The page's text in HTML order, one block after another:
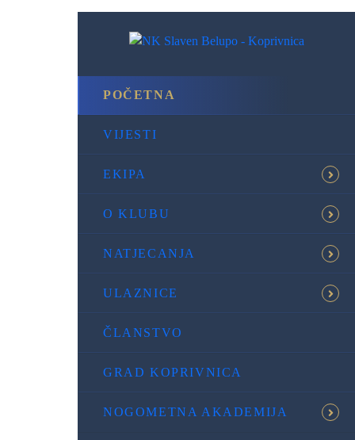
POČETNA
VIJESTI
EKIPA
O KLUBU
NATJECANJA
ULAZNICE
ČLANSTVO
GRAD KOPRIVNICA
NOGOMETNA AKADEMIJA